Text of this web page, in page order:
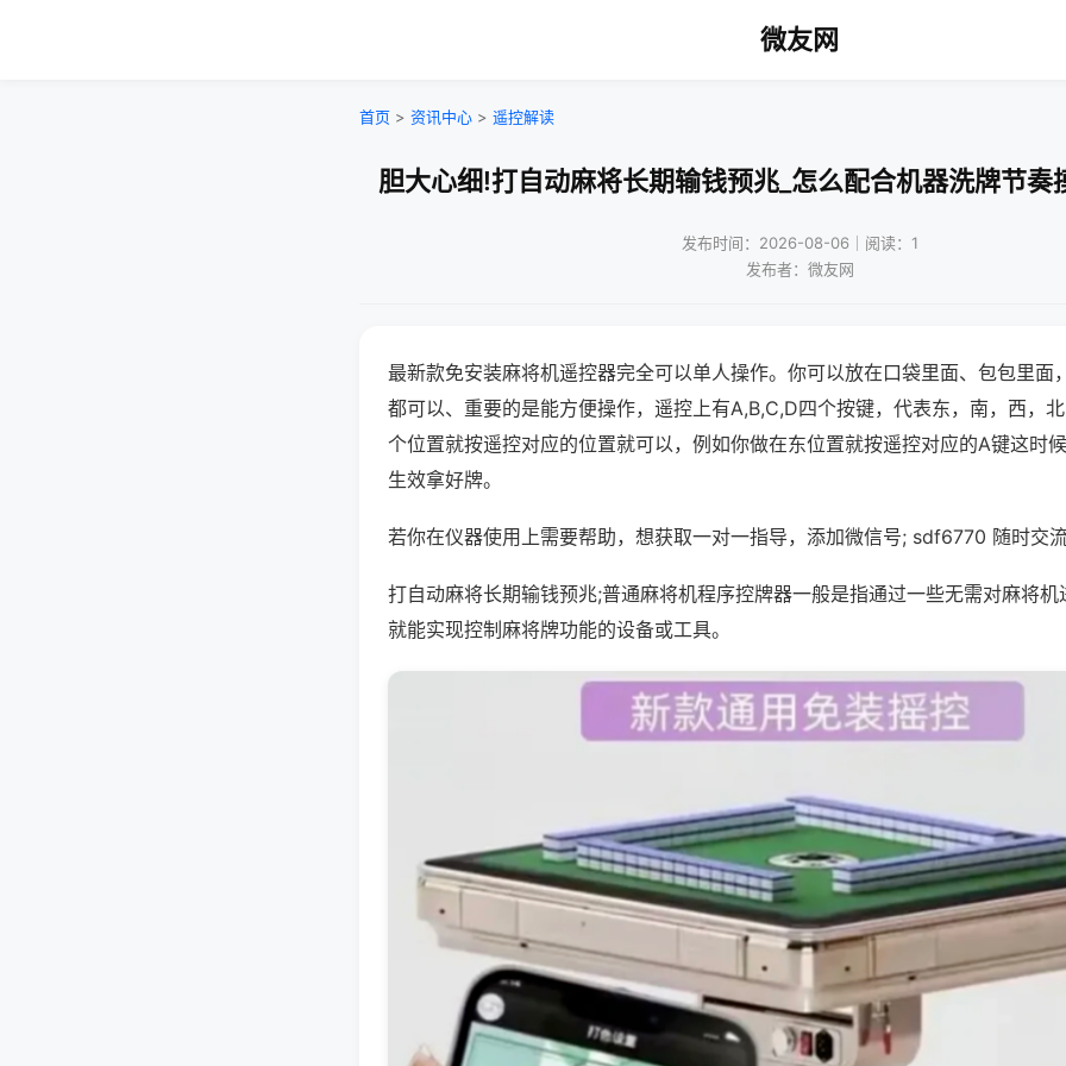
微友网
首页 > 资讯中心 > 遥控解读
胆大心细!打自动麻将长期输钱预兆_怎么配合机器洗牌节奏
发布时间：2026-08-06｜阅读：1
发布者：微友网
最新款免安装麻将机遥控器完全可以单人操作。你可以放在口袋里面、包包里面
都可以、重要的是能方便操作，遥控上有A,B,C,D四个按键，代表东，南，西，
个位置就按遥控对应的位置就可以，例如你做在东位置就按遥控对应的A键这时
生效拿好牌。
若你在仪器使用上需要帮助，想获取一对一指导，添加微信号; sdf6770 随时交
打自动麻将长期输钱预兆;普通麻将机程序控牌器一般是指通过一些无需对麻将
就能实现控制麻将牌功能的设备或工具。